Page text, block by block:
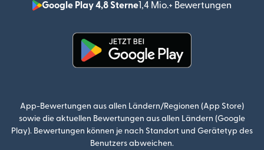
Google Play 4,8 Sterne1,4 Mio.+ Bewertungen
App-Bewertungen aus allen Ländern/Regionen (App Store)
sowie die aktuellen Bewertungen aus allen Ländern (Google
Play). Bewertungen können je nach Standort und Gerätetyp des
Benutzers abweichen.